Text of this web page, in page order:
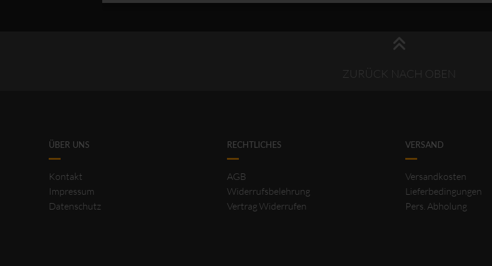
ZURÜCK NACH OBEN
ÜBER UNS
Kontakt
Impressum
Datenschutz
RECHTLICHES
AGB
Widerrufsbelehrung
Vertrag Widerrufen
VERSAND
Versandkosten
Lieferbedingungen
Pers. Abholung